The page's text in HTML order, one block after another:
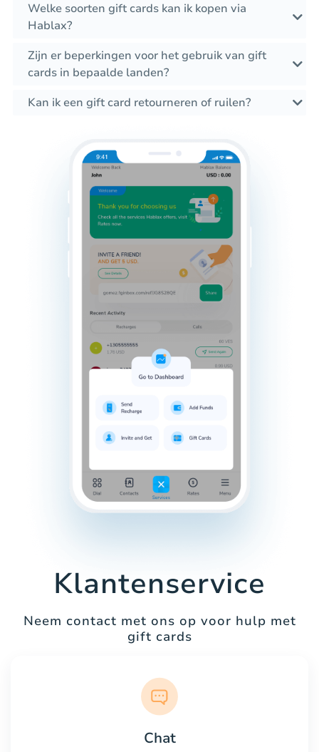
Welke soorten gift cards kan ik kopen via
Hablax?
Zijn er beperkingen voor het gebruik van gift
cards in bepaalde landen?
Kan ik een gift card retourneren of ruilen?
Klantenservice
Neem contact met ons op voor hulp met
gift cards
Chat